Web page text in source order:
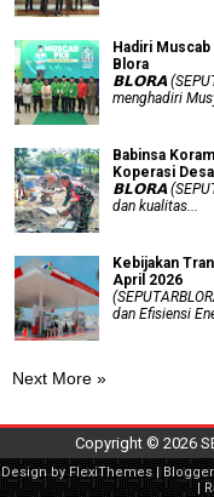
Hadiri
Blora
𝗕𝗟𝗢𝗥𝗔
menghadiri
Babinsa
Koperasi
𝗕𝗟𝗢𝗥𝗔
dan kualitas...
Kebijakan
April 2026
dan Efisiensi
Next More »
Copyright © 2026
Design byFlexiThemes|
|